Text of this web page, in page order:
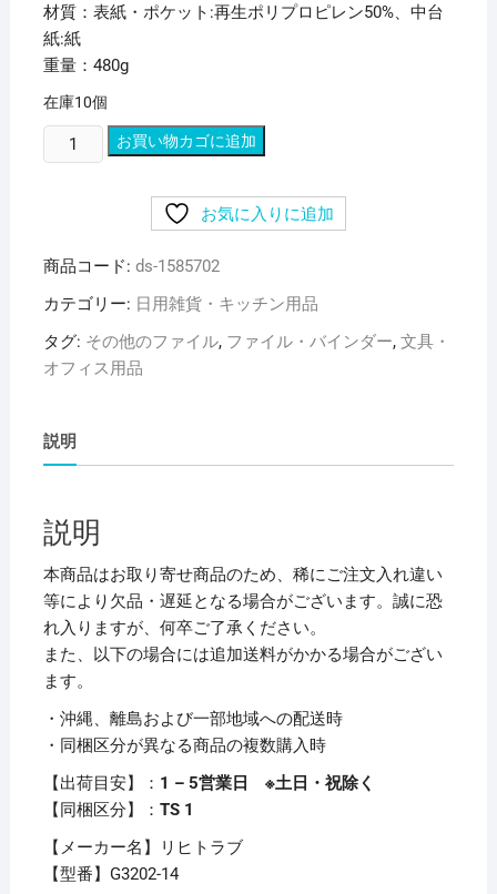
材質：表紙・ポケット:再生ポリプロピレン50%、中台
紙:紙
重量：480g
在庫10個
と
ト
ラ
リ
ク
ス
ヤ
ー
ブ
(ク
リ
ア
ブ
ッ
ク)
タ
テ
お買い物カゴに追加
お気に入りに追加
商品コード: ds-1585702
カテゴリー: 日用雑貨・キッチン用品
タグ: その他のファイル, ファイル・バインダー, 文具・
オフィス用品
説明
説明
本商品はお取り寄せ商品のため、稀にご注文入れ違い
等により欠品・遅延となる場合がございます。誠に恐
れ入りますが、何卒ご了承ください。
また、以下の場合には追加送料がかかる場合がござい
ます。
・沖縄、離島および一部地域への配送時
・同梱区分が異なる商品の複数購入時
【出荷目安】： 1 – 5営業日 ※土日・祝除く
【同梱区分】： TS 1
【メーカー名】リヒトラブ
【型番】G3202-14